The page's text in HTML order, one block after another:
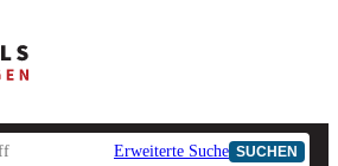
Ad-Hoc-Meldungen
Erweiterte Suche SUCHEN